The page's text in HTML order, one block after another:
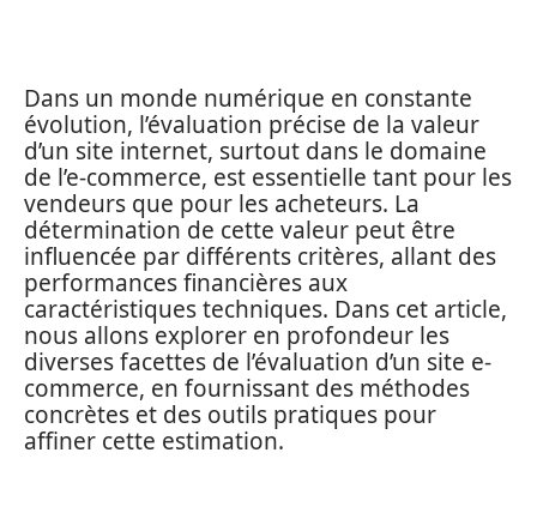
Dans un monde numérique en constante
évolution, l’évaluation précise de la valeur
d’un site internet, surtout dans le domaine
de l’e-commerce, est essentielle tant pour les
vendeurs que pour les acheteurs. La
détermination de cette valeur peut être
influencée par différents critères, allant des
performances financières aux
caractéristiques techniques. Dans cet article,
nous allons explorer en profondeur les
diverses facettes de l’évaluation d’un site e-
commerce, en fournissant des méthodes
concrètes et des outils pratiques pour
affiner cette estimation.